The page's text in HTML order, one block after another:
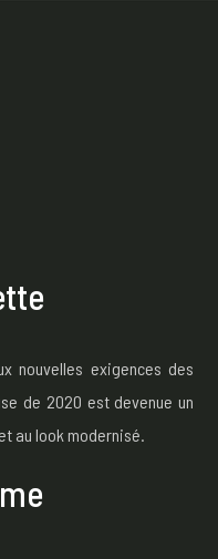
nouvelles exigences des
de 2020 est devenue un
au look modernisé.